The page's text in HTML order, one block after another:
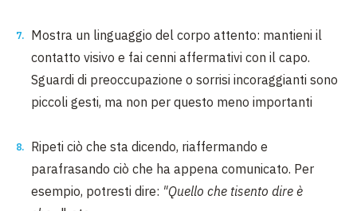
Mostra un linguaggio del corpo attento: mantieni il
contatto visivo e fai cenni affermativi con il capo.
Sguardi di preoccupazione o sorrisi incoraggianti sono
piccoli gesti, ma non per questo meno importanti
Ripeti ciò che sta dicendo, riaffermando e
parafrasando ciò che ha appena comunicato. Per
esempio, potresti dire: "Quello che tisento dire è